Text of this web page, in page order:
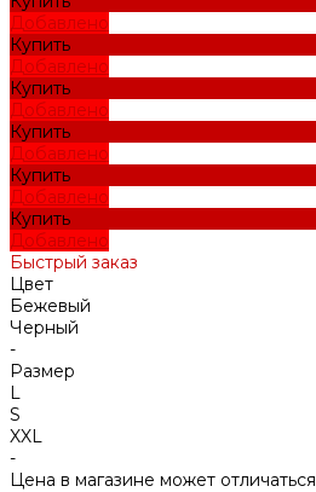
Добавлено
Купить
Добавлено
Купить
Добавлено
Купить
Добавлено
Купить
Добавлено
Купить
Добавлено
Быстрый заказ
Цвет
Бежевый
Черный
-
Размер
L
S
XXL
-
Цена в магазине может отличаться